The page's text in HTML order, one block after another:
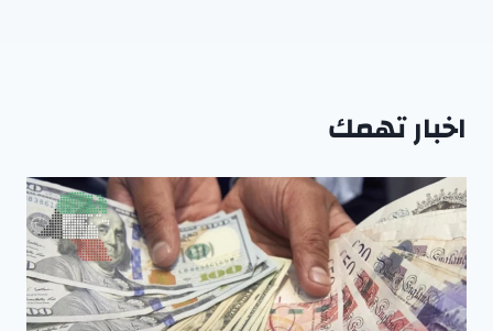
اخبار تهمك